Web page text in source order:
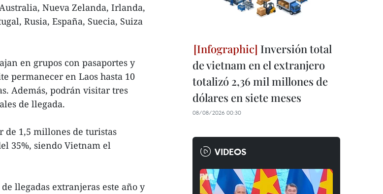
Nueva Zelanda, Irlanda,
Rusia, España, Suecia, Suiza
en grupos con pasaportes y
permanecer en Laos hasta 10
Además, podrán visitar tres
de llegada.
de 1,5 millones de turistas
35%, siendo Vietnam el
llegadas extranjeras este año y
Inversión total
de vietnam en el extranjero
totalizó 2,36 mil millones de
dólares en siete meses
08/08/2026 00:30
VIDEOS